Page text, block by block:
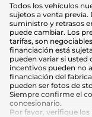
Todos los vehículos
sujetos a venta previa.
suministro y retrasos
puede cambiar. Los
tarifas, son
financiación está
pueden variar si usted
incentivos pueden no
financiación del
pueden ser fotos de
Siempre confirme el
concesionario.
Por favor, verifique los